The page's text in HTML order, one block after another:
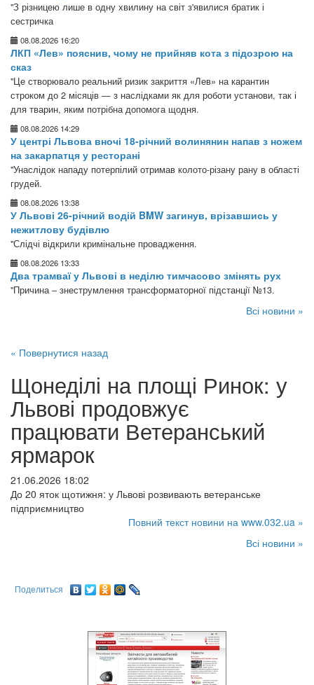
"З різницею лише в одну хвилину на світ з'явилися братик і
сестричка
08.08.2026 16:20
ЛКП «Лев» пояснив, чому не прийняв кота з підозрою на
сказ
"Це створювало реальний ризик закриття «Лев» на карантин
строком до 2 місяців — з наслідками як для роботи установи, так і
для тварин, яким потрібна допомога щодня.
08.08.2026 14:29
У центрі Львова вночі 18-річний волинянин напав з ножем
на закарпатця у ресторані
"Унаслідок нападу потерпілий отримав колото-різану рану в області
грудей.
08.08.2026 13:38
У Львові 26-річний водій BMW загинув, врізавшись у
нежитлову будівлю
"Слідчі відкрили кримінальне провадження.
08.08.2026 13:33
Два трамваї у Львові в неділю тимчасово змінять рух
"Причина – знеструмлення трансформаторної підстанції №13.
Всі новини »
« Повернутися назад
Щонеділі на площі Ринок: у
Львові продовжує
працювати Ветеранський
ярмарок
21.06.2026 18:02
До 20 яток щотижня: у Львові розвивають ветеранське
підприємництво
Повний текст новини на www.032.ua »
Всі новини »
Поделиться